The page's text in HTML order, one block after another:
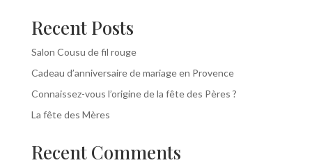
Recent Posts
Salon Cousu de fil rouge
Cadeau d’anniversaire de mariage en Provence
Connaissez-vous l’origine de la fête des Pères ?
La fête des Mères
Recent Comments